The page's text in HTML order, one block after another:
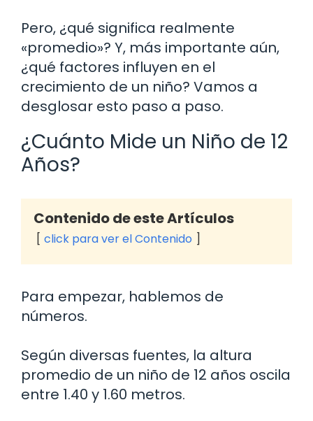
Pero, ¿qué significa realmente
«promedio»? Y, más importante aún,
¿qué factores influyen en el
crecimiento de un niño? Vamos a
desglosar esto paso a paso.
¿Cuánto Mide un Niño de 12
Años?
Contenido de este Artículos
click para ver el Contenido
Para empezar, hablemos de
números.
Según diversas fuentes, la altura
promedio de un niño de 12 años oscila
entre 1.40 y 1.60 metros.